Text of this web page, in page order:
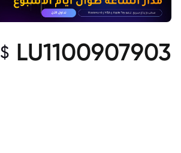
LU1100907903
$